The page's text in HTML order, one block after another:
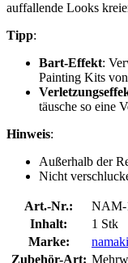
auffallende Looks
Tipp:
Bart-Effekt:
Painting Kits
täusche so eine
Hinweis:
Außerhalb der
Nicht
Art.-Nr.:
NAM-
Inhalt:
1 Stk
Marke:
namaki
Zubehör-Art: